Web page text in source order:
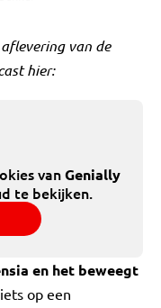
van de
hier:
vanGenially
te bekijken.
en het beweegt
op een